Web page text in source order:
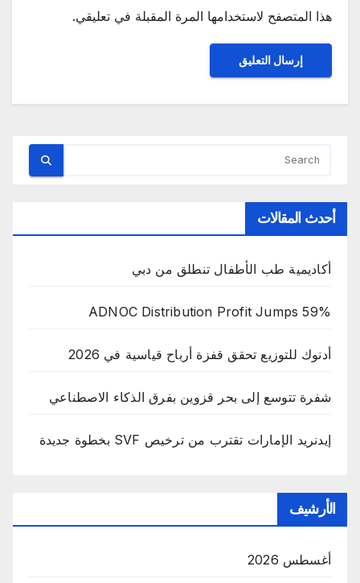
هذا المتصفح لاستخدامها المرة المقبلة في تعليقي.
أحدث المقالات
أكاديمية طب الأطفال تنطلق من دبي
ADNOC Distribution Profit Jumps 59%
أدنوك للتوزيع تحقق قفزة أرباح قياسية في 2026
شفرة تتوسع إلى بحر قزوين بفرق الذكاء الاصطناعي
إيدنريد الإمارات تقترب من ترخيص SVF بخطوة جديدة
الأرشيف
أغسطس 2026